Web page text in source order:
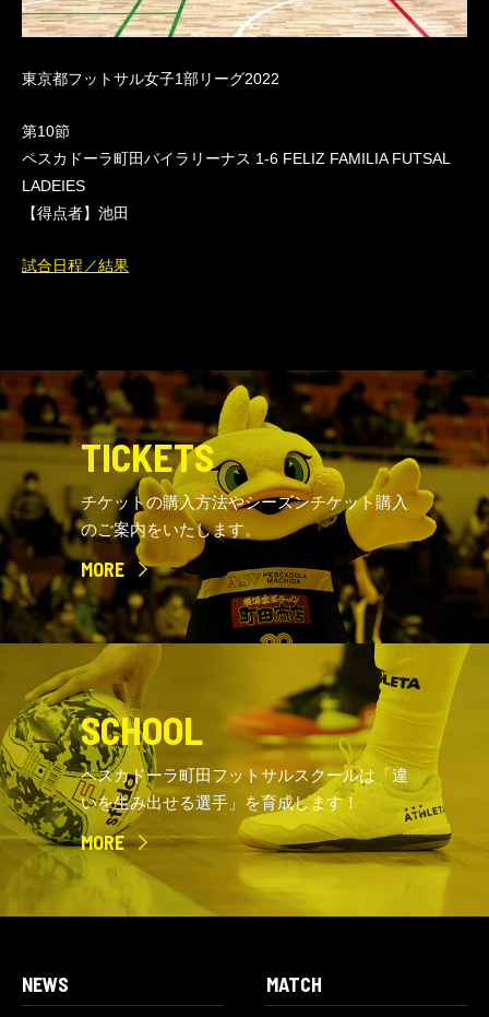
東京都フットサル女子1部リーグ2022
第10節
ペスカドーラ町田バイラリーナス 1-6 FELIZ FAMILIA FUTSAL
LADEIES
【得点者】池田
試合日程／結果
TICKETS
チケットの購入方法やシーズンチケット購入
のご案内をいたします。
MORE
SCHOOL
ペスカドーラ町田フットサルスクールは「違
いを生み出せる選手」を育成します！
MORE
NEWS MATCH